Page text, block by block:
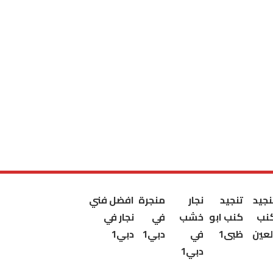
تنجيد
كنب ابو
ظبى1
نجار
خشب
في
دبي1
منجرة
في
دبي1
افضل فني
نجار في
دبي1